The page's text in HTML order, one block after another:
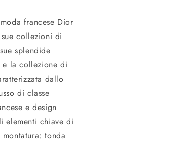
francese Dior
collezioni di
splendide
la collezione di
dallo
di classe
e design
elementi chiave di
tonda